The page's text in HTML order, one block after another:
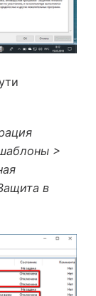
>
в